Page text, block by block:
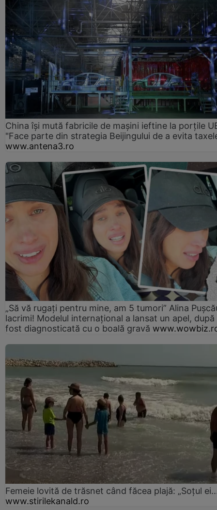
China își mută fabricile de mașini ieftine la porțile
"Face parte din strategia Beijingului de a evita
www.antena3.ro
„Să vă rugați pentru mine, am 5 tumori” Alina
lacrimi! Modelul internațional a lansat un apel, după
fost diagnosticată cu o boală gravă
Femeie lovită de trăsnet când făcea plajă: „Soțul
www.stirilekanald.ro